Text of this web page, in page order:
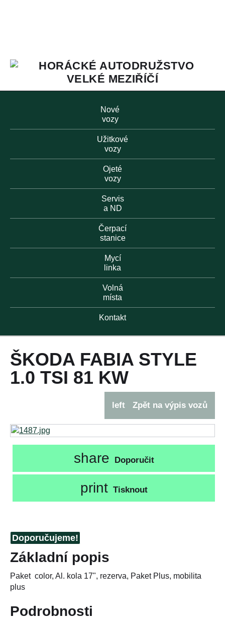
Nové
vozy
Užitkové
vozy
Ojeté
vozy
Servis
a ND
Čerpací
stanice
Mycí
linka
Volná
místa
Kontakt
ŠKODA FABIA STYLE
1.0 TSI 81 KW
left Zpět na výpis vozů
share Doporučit
print Tisknout
Doporučujeme!
Základní popis
Paket color, Al. kola 17", rezerva, Paket Plus, mobilita
plus
Podrobnosti